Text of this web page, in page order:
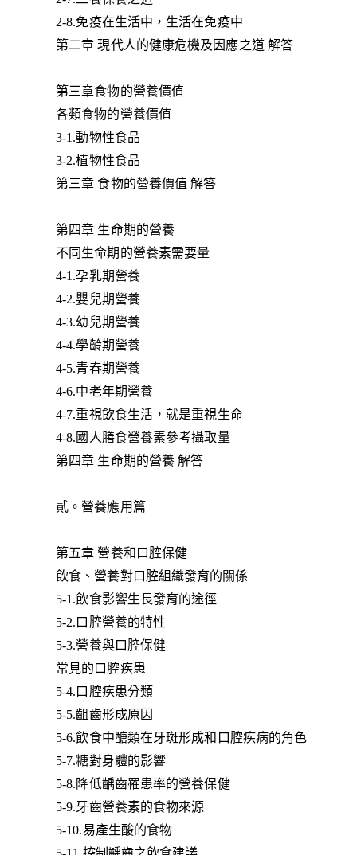
2-8.免疫在生活中，生活在免疫中
第二章 現代人的健康危機及因應之道 解答
第三章食物的營養價值
各類食物的營養價值
3-1.動物性食品
3-2.植物性食品
第三章 食物的營養價值 解答
第四章 生命期的營養
不同生命期的營養素需要量
4-1.孕乳期營養
4-2.嬰兒期營養
4-3.幼兒期營養
4-4.學齡期營養
4-5.青春期營養
4-6.中老年期營養
4-7.重視飲食生活，就是重視生命
4-8.國人膳食營養素參考攝取量
第四章 生命期的營養 解答
貳。營養應用篇
第五章 營養和口腔保健
飲食、營養對口腔組織發育的關係
5-1.飲食影響生長發育的途徑
5-2.口腔營養的特性
5-3.營養與口腔保健
常見的口腔疾患
5-4.口腔疾患分類
5-5.齟齒形成原因
5-6.飲食中醣類在牙斑形成和口腔疾病的角色
5-7.糖對身體的影響
5-8.降低齲齒罹患率的營養保健
5-9.牙齒營養素的食物來源
5-10.易產生酸的食物